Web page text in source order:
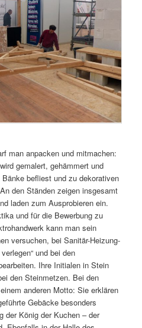
man anpacken und mitmachen:
gemalert, gehämmert und
befliest und zu dekorativen
den Ständen zeigen insgesamt
laden zum Ausprobieren ein.
und für die Bewerbung zu
kann man sein
versuchen, bei Sanitär-Heizung-
und bei den
Ihre Initialen in Stein
den Steinmetzen. Bei den
anderen Motto: Sie erklären
Gebäcke besonders
der König der Kuchen – der